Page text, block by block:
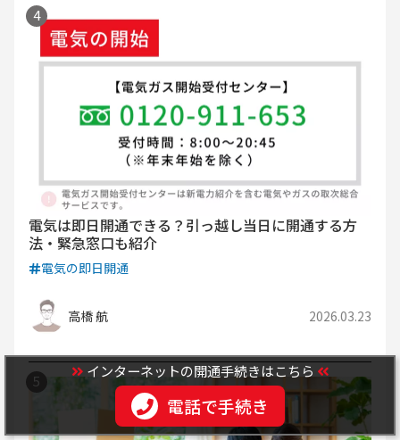
電気は即日開通できる？引っ越し当日に開通する方
法・緊急窓口も紹介
電気の即日開通
高橋 航 2026.03.23
インターネットの開通手続きはこちら
電話で手続き